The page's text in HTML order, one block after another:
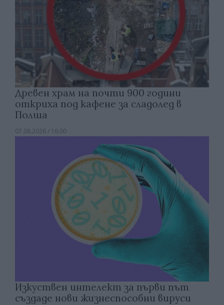
Древен храм на почти 900 години
откриха под кафене за сладолед в
Полша
07.08.2026 / 16:00
Изкуствен интелект за първи път
създаде нови жизнеспособни вируси